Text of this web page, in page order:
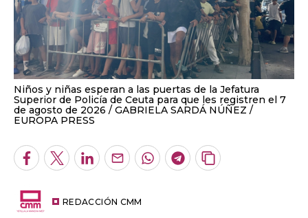
Niños y niñas esperan a las puertas de la Jefatura
Superior de Policía de Ceuta para que les registren el 7
de agosto de 2026
GABRIELA SARDÁ NÚÑEZ /
EUROPA PRESS
Facebook
TwitterLinkedInEnviarWhatsapp
Telegram
Copiar
REDACCIÓN CMM